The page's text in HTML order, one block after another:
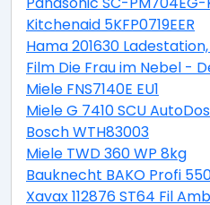
Kitchenaid 5KFP0719EER
Hama 201630
Film Die Frau im Nebel -
Miele FNS7140E EU1
Miele G 7410 SCU AutoDos
Bosch WTH83003
Miele TWD 360 WP 8kg
Bauknecht BAKO Profi
Xavax 112876 ST64 Fil